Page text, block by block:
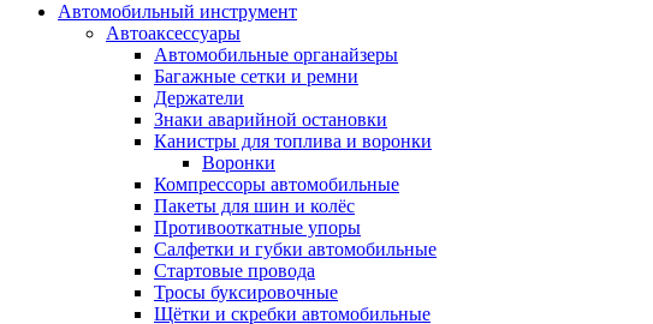
Автомобильный инструмент
Автоаксессуары
Автомобильные органайзеры
Багажные сетки и ремни
Держатели
Знаки аварийной остановки
Канистры для топлива и воронки
Воронки
Компрессоры автомобильные
Пакеты для шин и колёс
Противооткатные упоры
Салфетки и губки автомобильные
Стартовые провода
Тросы буксировочные
Щётки и скребки автомобильные